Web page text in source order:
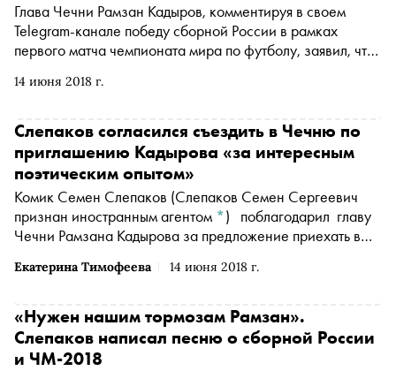
14 июня 2018 г.
Глава Чечни Рамзан Кадыров, комментируя в своем
Telegram-канале победу сборной России в рамках
первого матча чемпионата мира по футболу, заявил, что
встречах мундиаля
Екатерина Тимофеева 14 июня 2018 г.
Слепаков согласился съездить в Чечню по
приглашению Кадырова «за интересным
поэтическим опытом»
Комик Семен Слепаков (Слепаков Семен Сергеевич
признан иностранным агентом *) поблагодарил главу
Чечни Рамзана Кадырова за предложение приехать в
поэтическим опытом»
«Нужен нашим тормозам Рамзан».
Слепаков написал песню о сборной России
и ЧМ-2018